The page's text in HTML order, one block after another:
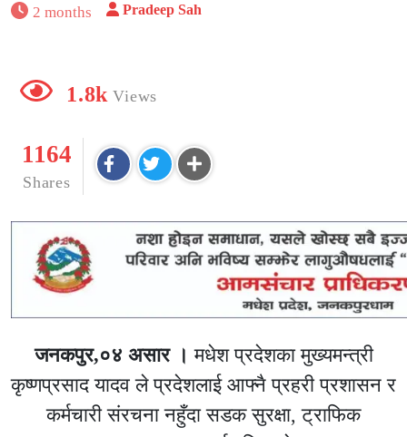
2 months Pradeep Sah
1.8k Views
1164
Shares
जनकपुर,०४ असार । मधेश प्रदेशका मुख्यमन्त्री
कृष्णप्रसाद यादव ले प्रदेशलाई आफ्नै प्रहरी प्रशासन र
कर्मचारी संरचना नहुँदा सडक सुरक्षा, ट्राफिक